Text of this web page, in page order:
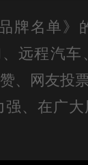
牌名单》
远程汽
、网友投
、在广